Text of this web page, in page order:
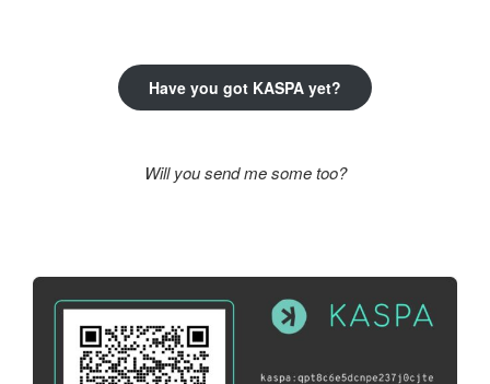
Have you got KASPA yet?
Will you send me some too?